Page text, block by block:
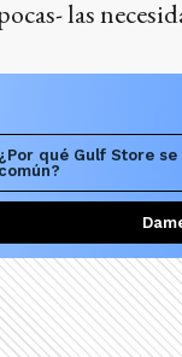
las
¿Por qué Gulf Store
común?